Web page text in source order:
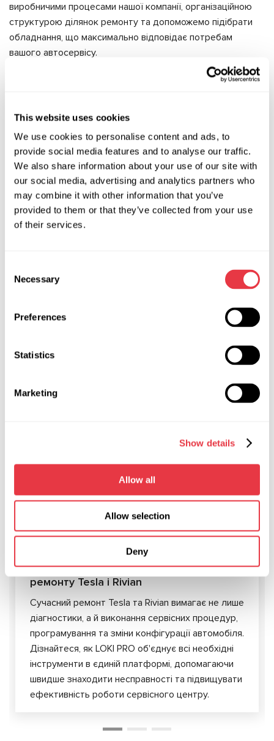
This website uses cookies
We use cookies to personalise content and ads, to
provide social media features and to analyse our traffic.
We also share information about your use of our site with
our social media, advertising and analytics partners who
may combine it with other information that you’ve
provided to them or that they’ve collected from your use
of their services.
Selection
Necessary
Preferences
Statistics
Marketing
Show details
Allow all
Allow selection
Deny
виробничими процесами нашої компанії, організаційною
структурою ділянок ремонту та допоможемо підібрати
обладнання, що максимально відповідає потребам
вашого автосервісу.
Широкий вибір курсів: від простого базового ремонту
до складного професійного.
Багатомовність. За допомогою наших перекладачів ви
можете пройти курс зручною для вас мовою.
Форма навчання online та offline. Ви можете пройти
онлайн курс у будь-якій точці світу, де є доступ до
Інтернету.
Заняття проводять як для груп від двох осіб, так і в
посиланням
LOKI PRO — єдина платформа для
діагностики, обслуговування та
ремонту Tesla і Rivian
Сучасний ремонт Tesla та Rivian вимагає не лише
діагностики, а й виконання сервісних процедур,
програмування та зміни конфігурації автомобіля.
Дізнайтеся, як LOKI PRO об'єднує всі необхідні
інструменти в єдиній платформі, допомагаючи
швидше знаходити несправності та підвищувати
ефективність роботи сервісного центру.